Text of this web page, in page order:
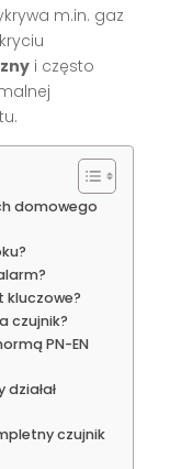
m.in. gaz
i często
domowego
kluczowe?
czujnik?
PN-EN
czujnik